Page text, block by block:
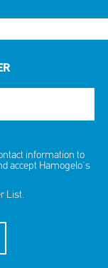
information to
accept Hamogelo's
List.